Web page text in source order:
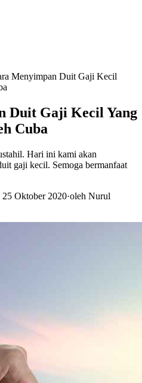
Menyimpan Duit Gaji Kecil
Duit Gaji Kecil Yang
Cuba
Hari ini kami akan
gaji kecil. Semoga bermanfaat
Oktober 2020·oleh Nurul